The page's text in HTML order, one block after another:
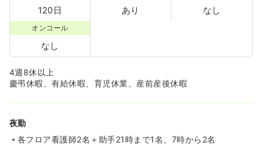
120日 あり なし
オンコール
なし
4週8休以上
慶弔休暇、有給休暇、育児休業、産前産後休暇
夜勤
各フロア看護師2名＋助手21時まで1名、7時から2名